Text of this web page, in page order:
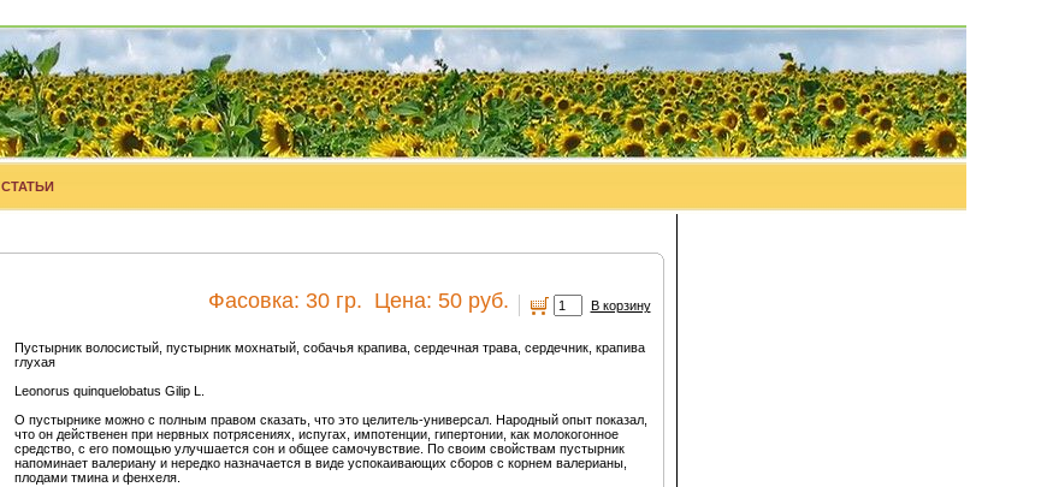
СТАТЬИ
Фасовка: 30 гр. Цена: 50 руб. В корзину
Пустырник волосистый, пустырник мохнатый, собачья крапива, сердечная трава, сердечник, крапива
глухая
Leonorus quinquelobatus Gilip L.
О пустырнике можно с полным правом сказать, что это целитель-универсал. Народный опыт показал,
что он действенен при нервных потрясениях, испугах, импотенции, гипертонии, как молокогонное
средство, с его помощью улучшается сон и общее самочувствие. По своим свойствам пустырник
напоминает валериану и нередко назначается в виде успокаивающих сборов с корнем валерианы,
плодами тмина и фенхеля.